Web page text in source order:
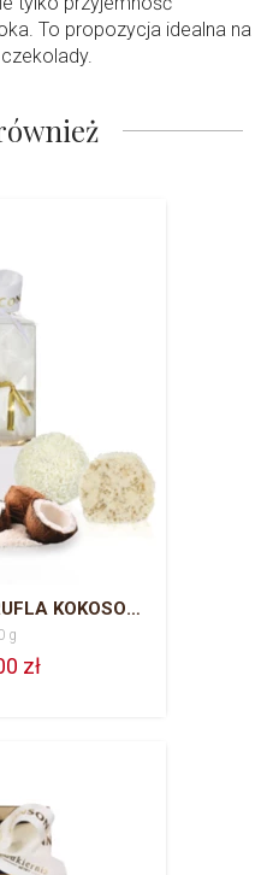
To propozycja idealna na
BOMBONIERKA TRUFLA KOKOSOWA 210 G
g
zł